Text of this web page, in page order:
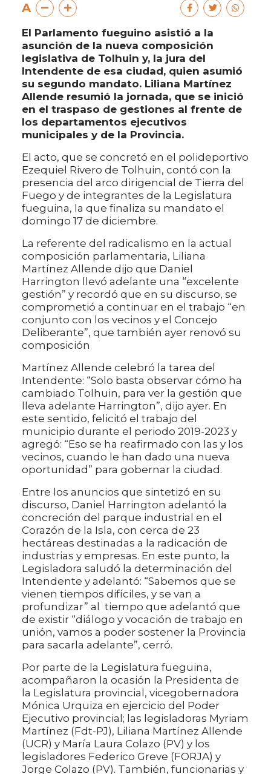
A
El Parlamento fueguino asistió a la
asunción de la nueva composición
legislativa de Tolhuin y, la jura del
Intendente de esa ciudad, quien asumió
su segundo mandato. Liliana Martínez
Allende resumió la jornada, que se inició
en el traspaso de gestiones al frente de
los departamentos ejecutivos
municipales y de la Provincia.
El acto, que se concretó en el polideportivo
Ezequiel Rivero de Tolhuin, contó con la
presencia del arco dirigencial de Tierra del
Fuego y de integrantes de la Legislatura
fueguina, la que finaliza su mandato el
domingo 17 de diciembre.
La referente del radicalismo en la actual
composición parlamentaria, Liliana
Martínez Allende dijo que Daniel
Harrington llevó adelante una “excelente
gestión” y recordó que en su discurso, se
comprometió a continuar en el trabajo “en
conjunto con los vecinos y el Concejo
Deliberante”, que también ayer renovó su
composición
Martínez Allende celebró la tarea del
Intendente: “Solo basta observar cómo ha
cambiado Tolhuin, para ver la gestión que
lleva adelante Harrington”, dijo ayer. En
este sentido, felicitó el trabajo del
municipio durante el periodo 2019-2023 y
agregó: “Eso se ha reafirmado con las y los
vecinos, cuando le han dado una nueva
oportunidad” para gobernar la ciudad.
Entre los anuncios que sintetizó en su
discurso, Daniel Harrington adelantó la
concreción del parque industrial en el
Corazón de la Isla, con cerca de 23
hectáreas destinadas a la radicación de
industrias y empresas. En este punto, la
Legisladora saludó la determinación del
Intendente y adelantó: “Sabemos que se
vienen tiempos difíciles, y se van a
profundizar” al tiempo que adelantó que
de existir “diálogo y vocación de trabajo en
unión, vamos a poder sostener la Provincia
para sacarla adelante”, cerró.
Por parte de la Legislatura fueguina,
acompañaron la ocasión la Presidenta de
la Legislatura provincial, vicegobernadora
Mónica Urquiza en ejercicio del Poder
Ejecutivo provincial; las legisladoras Myriam
Martínez (Fdt-PJ), Liliana Martínez Allende
(UCR) y María Laura Colazo (PV) y los
legisladores Federico Greve (FORJA) y
Jorge Colazo (PV). También, funcionarias y